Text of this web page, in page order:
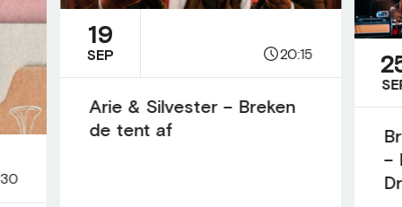
19
SEP 20:15
Arie & Silvester – Breken
de tent af
–